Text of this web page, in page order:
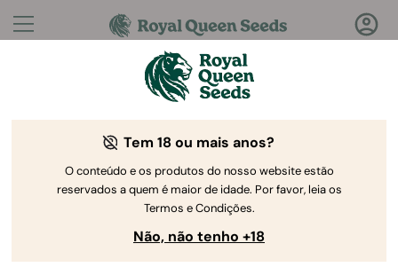
Perguntas?Respostas!
Bem-vindo ao Royal Queen Seeds Help Center
Tem 18 ou mais anos?
O conteúdo e os produtos do nosso website estão
reservados a quem é maior de idade. Por favor, leia os
Termos e Condições.
Não, não tenho +18